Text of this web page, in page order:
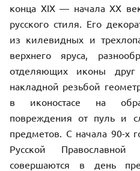
конца XIX — начала XX
русского стиля. Его
из килевидных и
верхнего яруса,
отделяющих иконы
накладной резьбой
в иконостасе на
повреждения от пуль и
предметов. С начала 90-х
Русской Православной
совершаются в день